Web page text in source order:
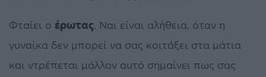
Φταίει ο έρωτας. Ναι είναι αλήθεια, όταν η
γυναίκα δεν μπορεί να σας κοιτάξει στα μάτια
και ντρέπεται μάλλον αυτό σημαίνει πως σας